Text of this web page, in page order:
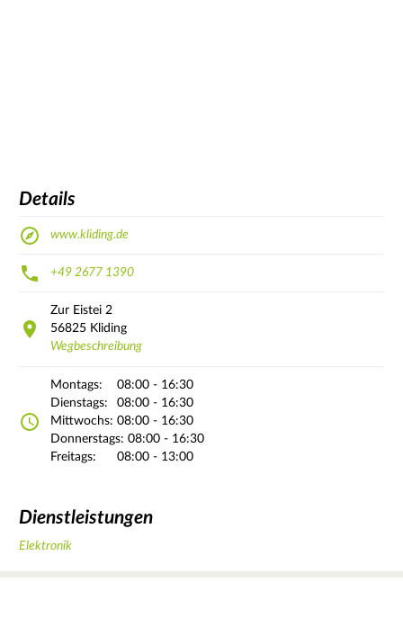
Details
www.kliding.de
+49 2677 1390
Zur Eistei 2
56825 Kliding
Wegbeschreibung
Montags:
08:00 - 16:30
Dienstags:
08:00 - 16:30
Mittwochs: 08:00 - 16:30
Donnerstags: 08:00 - 16:30
Freitags:
08:00 - 13:00
Dienstleistungen
Elektronik